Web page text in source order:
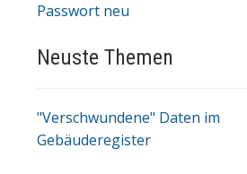
Passwort neu
Neuste Themen
"Verschwundene" Daten im
Gebäuderegister